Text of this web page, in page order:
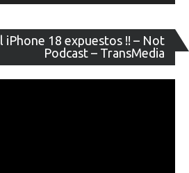
iPhone 18 expuestos !! – Not
Podcast – TransMedia
de